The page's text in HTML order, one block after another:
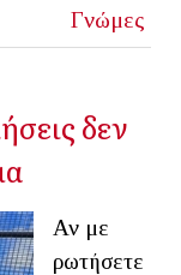
Γνώμες
δεν
Αν με
ρωτήσετε